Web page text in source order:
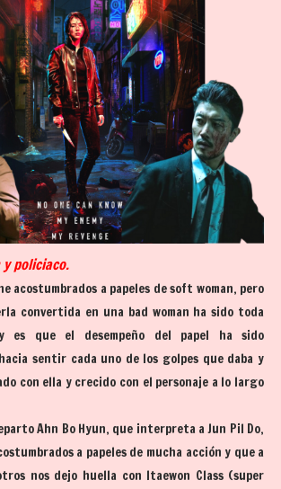
policiaco.
acostumbrados a papeles de soft woman, pero
convertida en una bad woman ha sido toda
es que el desempeño del papel ha sido
sentir cada uno de los golpes que daba y
con ella y crecido con el personaje a lo largo
Ahn Bo Hyun, que interpreta a Jun Pil Do,
a papeles de mucha acción y que a
nos dejo huella con Itaewon Class (super